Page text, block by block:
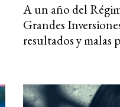
A un año del
Grandes
resultados y malas